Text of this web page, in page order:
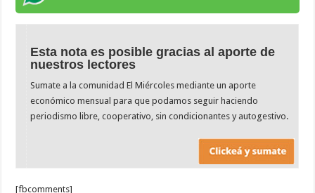
Esta nota es posible gracias al aporte de
nuestros lectores
Sumate a la comunidad El Miércoles mediante un aporte
económico mensual para que podamos seguir haciendo
periodismo libre, cooperativo, sin condicionantes y autogestivo.
[fbcomments]